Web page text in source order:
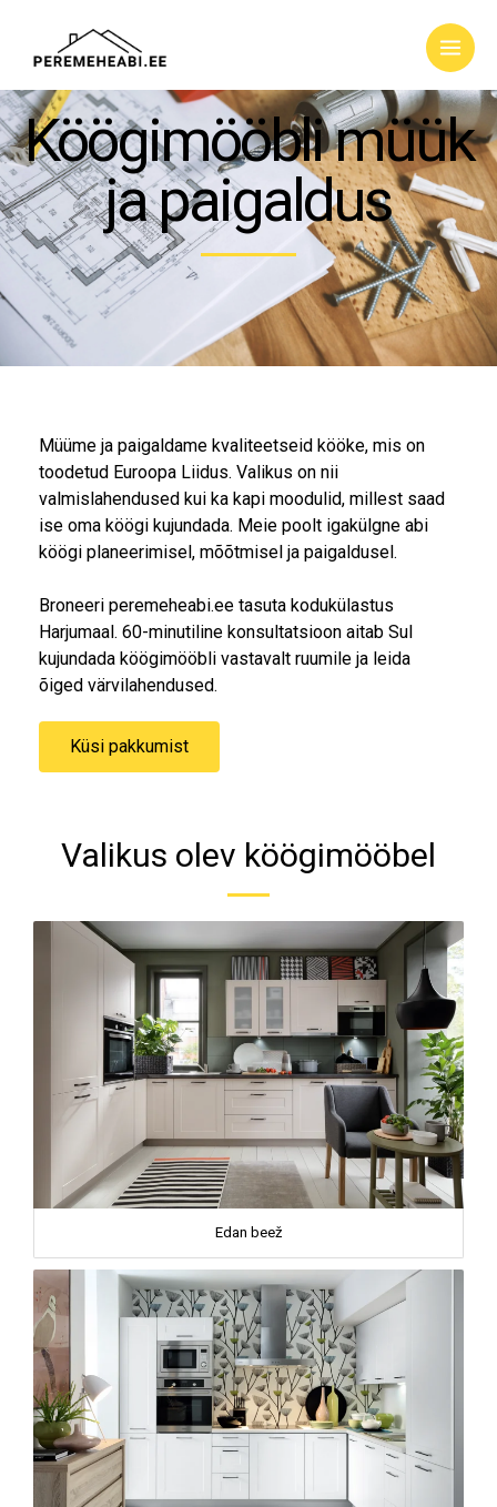
Köögimööbli müük
ja paigaldus
Müüme ja paigaldame kvaliteetseid kööke, mis on
toodetud Euroopa Liidus. Valikus on nii
valmislahendused kui ka kapi moodulid, millest saad
ise oma köögi kujundada. Meie poolt igakülgne abi
köögi planeerimisel, mõõtmisel ja paigaldusel.
Broneeri peremeheabi.ee tasuta kodukülastus
Harjumaal. 60-minutiline konsultatsioon aitab Sul
kujundada köögimööbli vastavalt ruumile ja leida
õiged värvilahendused.
Küsi pakkumist
Valikus olev köögimööbel
Edan beež